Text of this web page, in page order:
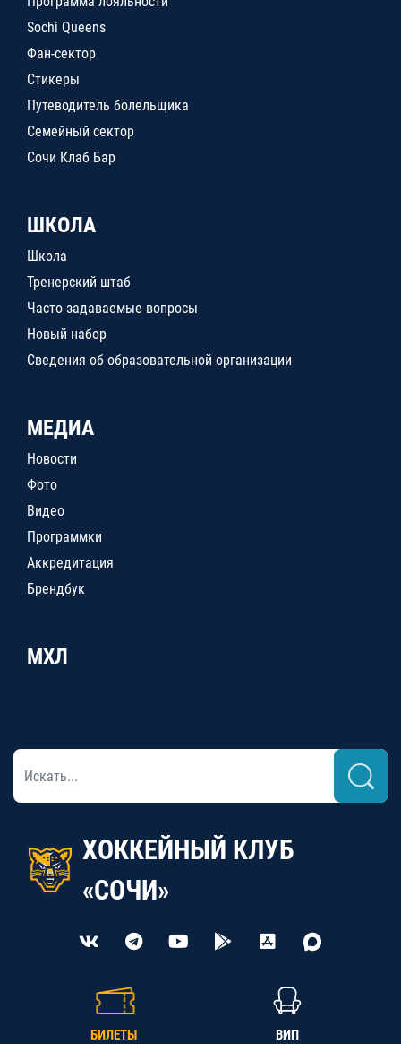
Sochi Queens
Фан-сектор
Стикеры
Путеводитель болельщика
Семейный сектор
Сочи Клаб Бар
ШКОЛА
Школа
Тренерский штаб
Часто задаваемые вопросы
Новый набор
Сведения об образовательной организации
МЕДИА
Новости
Фото
Видео
Программки
Аккредитация
Брендбук
МХЛ
ХОККЕЙНЫЙ КЛУБ
«СОЧИ»
БИЛЕТЫ ВИП